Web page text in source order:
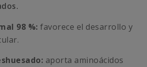
98 %: favorece el desarrollo y
aporta aminoácidos